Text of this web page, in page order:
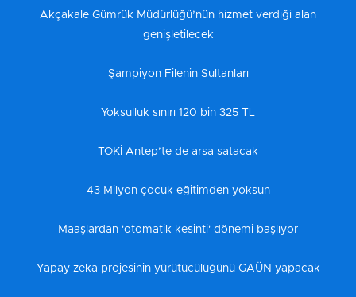
Akçakale Gümrük Müdürlüğü’nün hizmet verdiği alan
genişletilecek
Şampiyon Filenin Sultanları
Yoksulluk sınırı 120 bin 325 TL
TOKİ Antep’te de arsa satacak
43 Milyon çocuk eğitimden yoksun
Maaşlardan 'otomatik kesinti' dönemi başlıyor
Yapay zeka projesinin yürütücülüğünü GAÜN yapacak